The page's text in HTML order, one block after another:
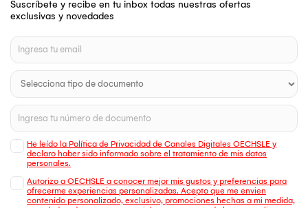
Suscríbete y recibe en tu inbox todas nuestras ofertas
exclusivas y novedades
He leído la Política de Privacidad de Canales Digitales OECHSLE y
declaro haber sido informado sobre el tratamiento de mis datos
personales.
Autorizo a OECHSLE a conocer mejor mis gustos y preferencias para
ofrecerme experiencias personalizadas. Acepto que me envien
contenido personalizado, exclusivo, promociones hechas a mi medida,